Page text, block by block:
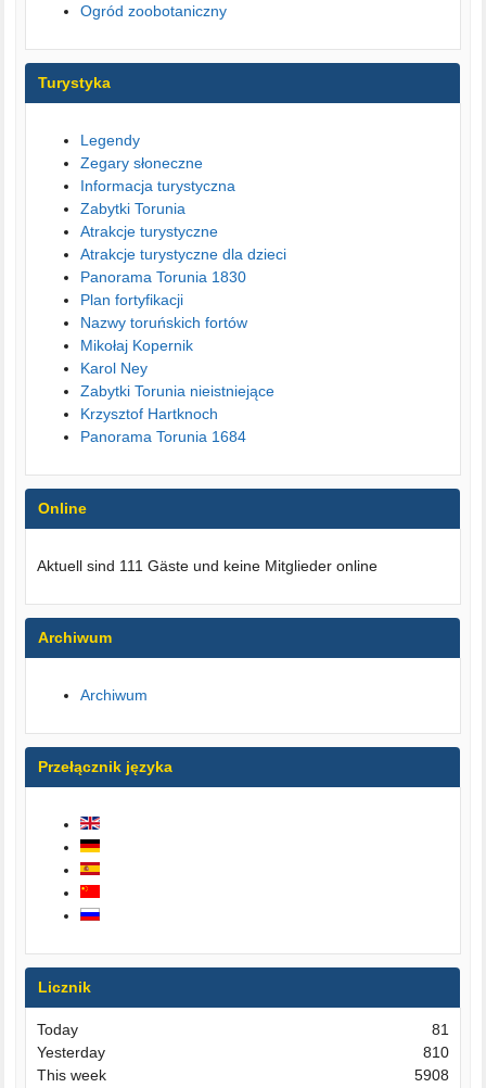
Ogród zoobotaniczny
Turystyka
Legendy
Zegary słoneczne
Informacja turystyczna
Zabytki Torunia
Atrakcje turystyczne
Atrakcje turystyczne dla dzieci
Panorama Torunia 1830
Plan fortyfikacji
Nazwy toruńskich fortów
Mikołaj Kopernik
Karol Ney
Zabytki Torunia nieistniejące
Krzysztof Hartknoch
Panorama Torunia 1684
Online
Aktuell sind 111 Gäste und keine Mitglieder online
Archiwum
Archiwum
Przełącznik języka
Licznik
Today
81
Yesterday
810
This week
5908